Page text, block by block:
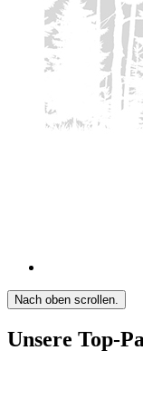
Nach oben scrollen.
Unsere Top-